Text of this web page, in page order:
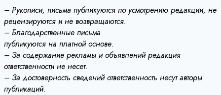
– Рукописи, письма публикуются по усмотрению редакции, не
рецензируются и не возвращаются.
– Благодарственные письма
публикуются на платной основе.
– За содержание рекламы и объявлений редакция
ответственности не несет.
– За достоверность сведений ответственность несут авторы
публикаций.